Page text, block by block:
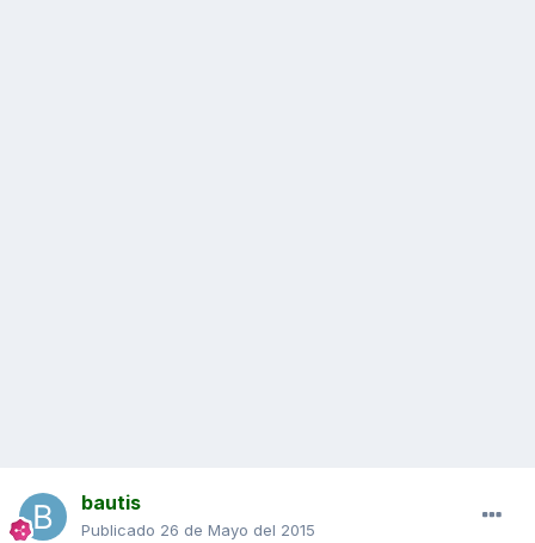
bautis
Publicado 26 de Mayo del 2015